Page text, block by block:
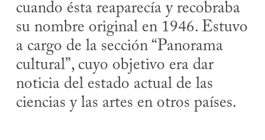
cuando ésta reaparecía y recobraba
su nombre original en 1946. Estuvo
a cargo de la sección “Panorama
cultural”, cuyo objetivo era dar
noticia del estado actual de las
ciencias y las artes en otros países.